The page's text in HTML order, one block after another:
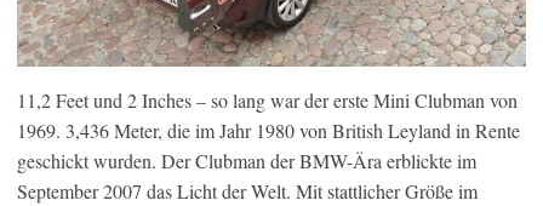
11,2 Feet und 2 Inches – so lang war der erste Mini Clubman von
1969. 3,436 Meter, die im Jahr 1980 von British Leyland in Rente
geschickt wurden. Der Clubman der BMW-Ära erblickte im
September 2007 das Licht der Welt. Mit stattlicher Größe im